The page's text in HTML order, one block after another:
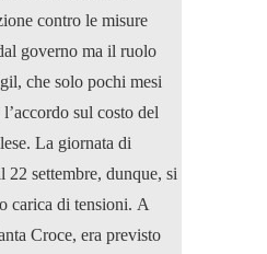
contro le misure
governo ma il ruolo
che solo pochi mesi
sul costo del
La giornata di
22 settembre, dunque, si
carica di tensioni. A
Croce, era previsto